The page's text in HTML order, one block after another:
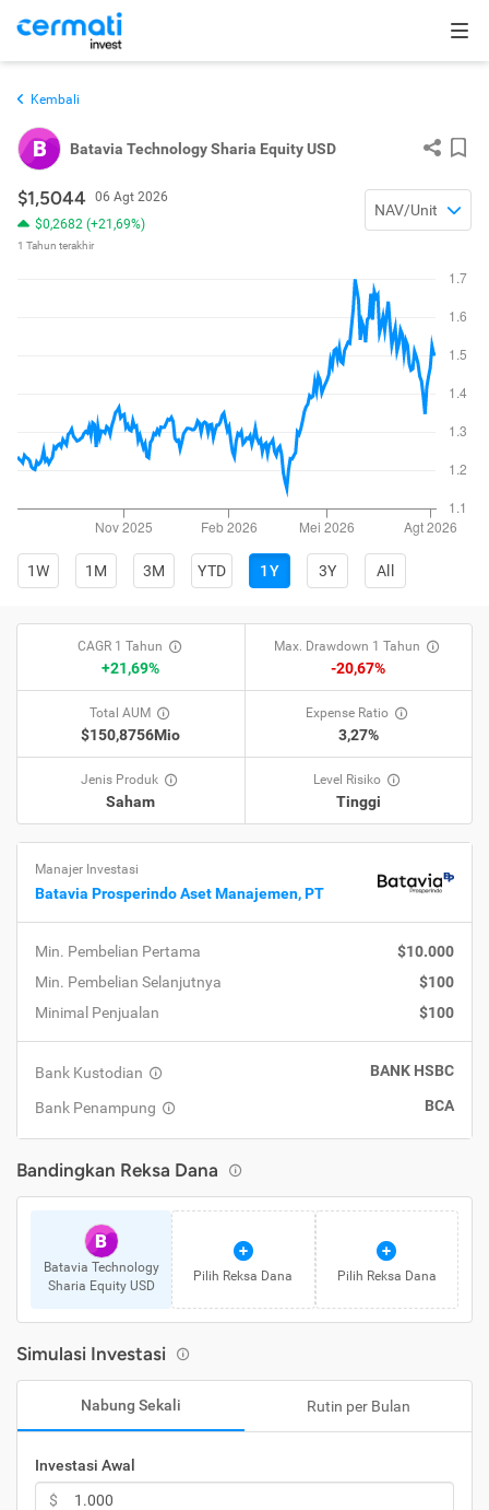
Kembali
B Batavia Technology Sharia Equity USD
$1,5044 06 Agt 2026
$0,2682 (+21,69%)
1 Tahun terakhir
NAV/Unit
1W 1M 3M YTD 1Y 3Y All
CAGR 1 Tahun
+21,69%
Max. Drawdown 1 Tahun
-20,67%
Total AUM
$150,8756Mio
Expense Ratio
3,27%
Jenis Produk
Saham
Level Risiko
Tinggi
Manajer Investasi
Batavia Prosperindo Aset Manajemen, PT
Min. Pembelian Pertama
$10.000
Min. Pembelian Selanjutnya
$100
Minimal Penjualan
$100
Bank Kustodian BANK HSBC
Bank Penampung BCA
Bandingkan Reksa Dana
B
Batavia Technology
Sharia Equity USD
Pilih Reksa Dana Pilih Reksa Dana
Simulasi Investasi
Nabung Sekali Rutin per Bulan
Investasi Awal
$